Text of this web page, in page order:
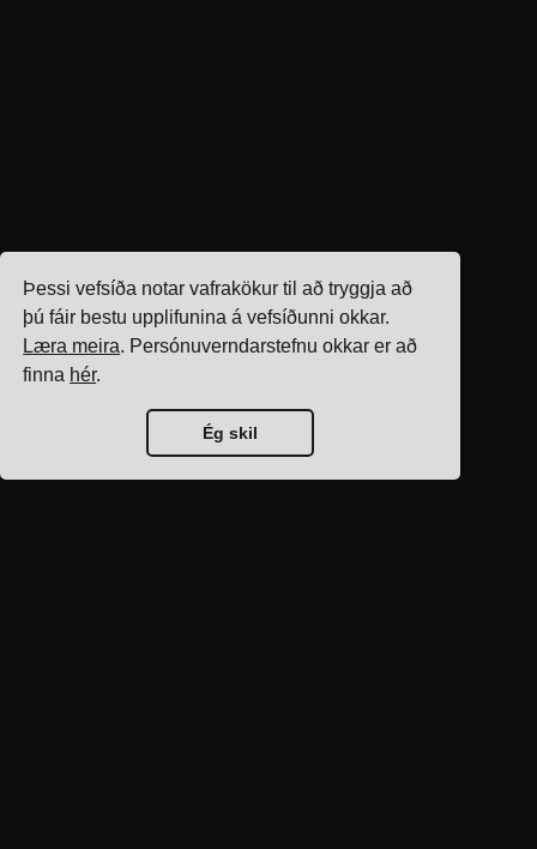
Þessi vefsíða notar vafrakökur til að tryggja að
þú fáir bestu upplifunina á vefsíðunni okkar.
Læra meira. Persónuverndarstefnu okkar er að
finna hér.
Ég skil